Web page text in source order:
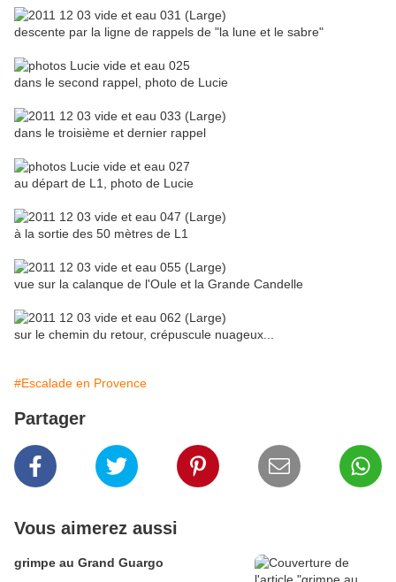
descente par la ligne de rappels de "la lune et le sabre"
dans le second rappel, photo de Lucie
dans le troisième et dernier rappel
au départ de L1, photo de Lucie
à la sortie des 50 mètres de L1
vue sur la calanque de l'Oule et la Grande Candelle
sur le chemin du retour, crépuscule nuageux...
#Escalade en Provence
Partager
Vous aimerez aussi
grimpe au Grand Guargo